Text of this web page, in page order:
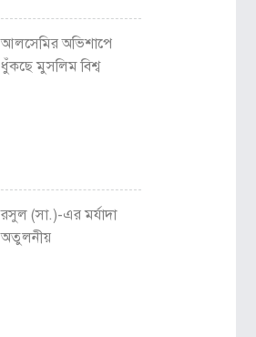
আলসেমির অভিশাপে
ধুঁকছে মুসলিম বিশ্ব
রসুল (সা.)-এর মর্যাদা
অতুলনীয়